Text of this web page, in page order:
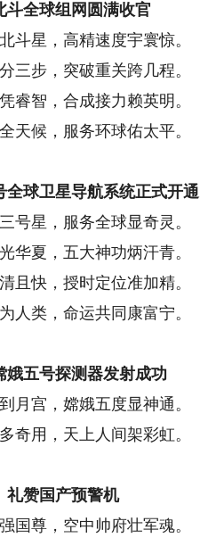
斗全球组网圆满收官
斗星，高精速度宇寰惊。
三步，突破重关跨几程。
睿智，合成接力赖英明。
天候，服务环球佑太平。
全球卫星导航系统正式开通
号星，服务全球显奇灵。
华夏，五大神功炳汗青。
且快，授时定位准加精。
人类，命运共同康富宁。
娥五号探测器发射成功
月宫，嫦娥五度显神通。
奇用，天上人间架彩虹。
礼赞国产预警机
国尊，空中帅府壮军魂。